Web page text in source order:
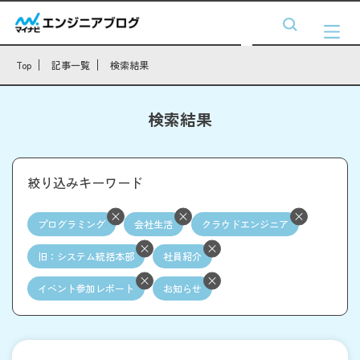
Top 記事一覧 検索結果
検索結果
絞り込みキーワード
プログラミング 会社生活 クラウドエンジニア
旧：システム統括本部 社員紹介
イベント参加レポート お知らせ